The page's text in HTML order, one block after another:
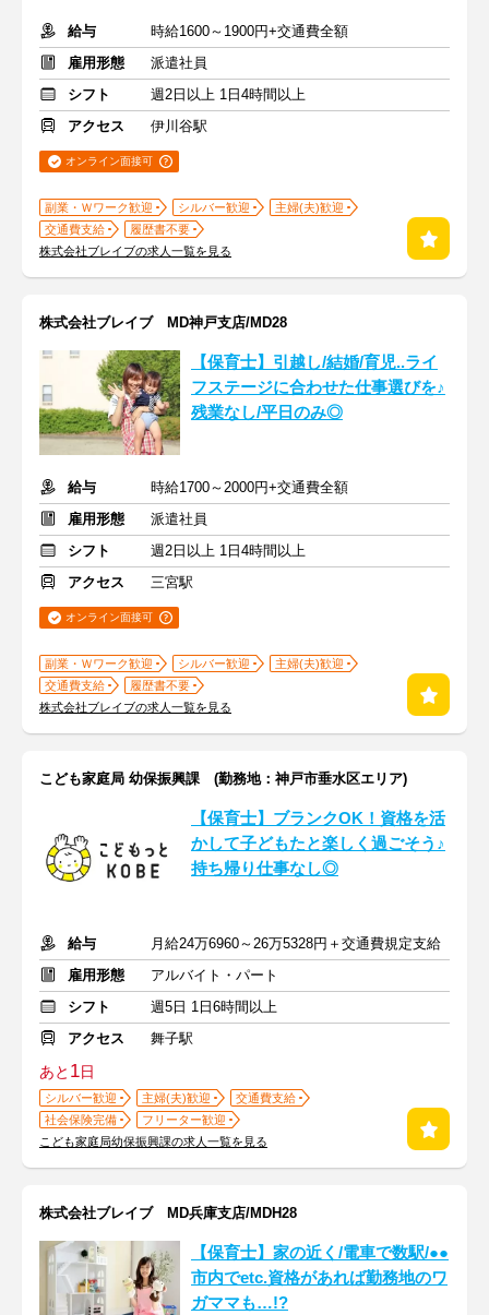
給与
時給1600～1900円+交通費全額
雇用形態
派遣社員
シフト
週2日以上 1日4時間以上
アクセス
伊川谷駅
オンライン面接可
副業・Ｗワーク歓迎 シルバー歓迎
主婦(夫)歓迎
交通費支給
履歴書不要
株式会社ブレイブの求人一覧を見る
株式会社ブレイブ MD神戸支店/MD28
【保育士】引越し/結婚/育児..ライ
フステージに合わせた仕事選びを♪
残業なし/平日のみ◎
給与
時給1700～2000円+交通費全額
雇用形態
派遣社員
シフト
週2日以上 1日4時間以上
アクセス
三宮駅
オンライン面接可
副業・Ｗワーク歓迎 シルバー歓迎
主婦(夫)歓迎
交通費支給
履歴書不要
株式会社ブレイブの求人一覧を見る
こども家庭局 幼保振興課 (勤務地：神戸市垂水区エリア)
【保育士】ブランクOK！資格を活
かして子どもたと楽しく過ごそう♪
持ち帰り仕事なし◎
給与
月給24万6960～26万5328円＋交通費規定支給
雇用形態
アルバイト・パート
シフト
週5日 1日6時間以上
アクセス
舞子駅
あと 1日
シルバー歓迎 主婦(夫)歓迎
交通費支給
社会保険完備
フリーター歓迎
こども家庭局幼保振興課の求人一覧を見る
株式会社ブレイブ MD兵庫支店/MDH28
【保育士】家の近く/電車で数駅/●●
市内でetc.資格があれば勤務地のワ
ガママも…!?